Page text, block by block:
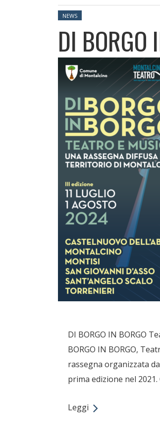
Posted in:
NEWS
DI
DI BORGO IN BORGO
BORGO IN BORGO,
rassegna organizzata
prima edizione nel
Leggi